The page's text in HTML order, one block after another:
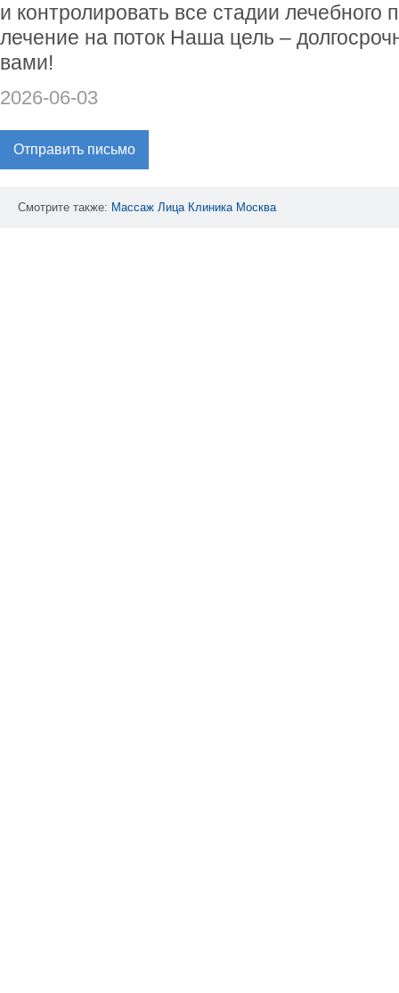
и контролировать все стадии лечебного
лечение на поток Наша цель –
вами!
2026-06-03
Отправить письмо
Смотрите также: Массаж Лица Клиника Москва